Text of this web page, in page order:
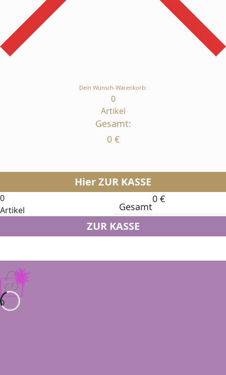
Dein Wunsch-Warenkorb:
0
Artikel
Gesamt:
0 €
Hier ZUR KASSE
0
Artikel
Gesamt
0 €
ZUR KASSE
0